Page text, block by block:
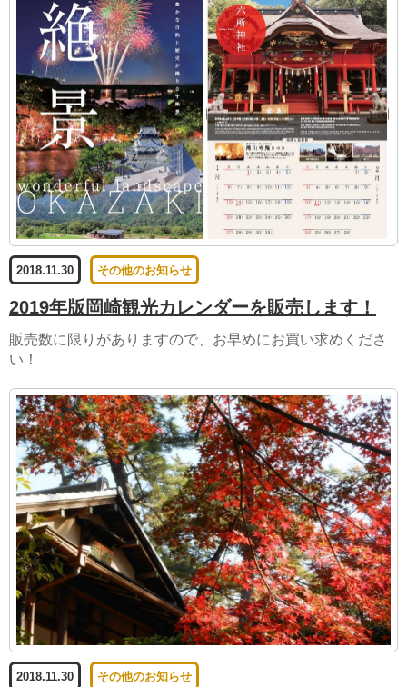
2018.11.30 その他のお知らせ
2019年版岡崎観光カレンダーを販売します！
販売数に限りがありますので、お早めにお買い求めくださ
い！
2018.11.30 その他のお知らせ